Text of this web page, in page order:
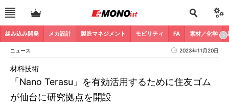
組み込み開発 メカ設計 製造マネジメント モビリティ FA 素材／化学
ニュース 2023年11月20日
「Nano Terasu」を有効活用するために住友ゴム
が仙台に研究拠点を開設
材料技術